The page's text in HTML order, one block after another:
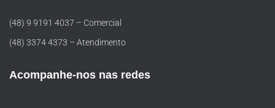
(48) 9 9191 4037 – Comercial
(48) 3374 4373 – Atendimento
Acompanhe-nos nas redes